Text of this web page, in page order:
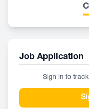
Job Application
Sign in to